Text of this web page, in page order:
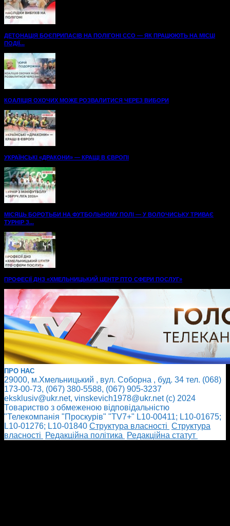
ДЕТОНАЦІЯ БОЄПРИПАСІВ НА ПОЛІГОНІ ССО — ЯК ПРАЦЮЮТЬ НА МІСЦІ
ПОДІЇ...
КОАЛІЦІЯ ОХОЧИХ МОЖЕ РОЗВАЛИТИСЯ ЧЕРЕЗ ВИБОРИ
УКРАЇНСЬКІ «ДРАКОНИ» — КРАЩІ В ЄВРОПІ
МІСЯЦЬ БОРОТЬБИ НА ФУТБОЛЬНОМУ ПОЛІ — У ВОЛОЧИСЬКУ ТРИВАЄ
ТУРНІР З...
ПРОФЕСІЇ ДНЗ «ХМЕЛЬНИЦЬКИЙ ЦЕНТР ПТО СФЕРИ ПОСЛУГ»
ПРО НАС
29000, м.Хмельницький , вул. Соборна , буд. 34 тел. (068)
173-00-73, (067) 380-5588, (067) 905-3237
eksklusiv@ukr.net, vinskevich1978@ukr.net (с) 2024
Товариство з обмеженою відповідальністю
"Телекомпанія "Проскурів" "TV7+" L10-00411; L10-01675;
L10-01276; L10-01840 Cтруктура власності Cтруктура
власності
Редакційна політика Редакційна статут